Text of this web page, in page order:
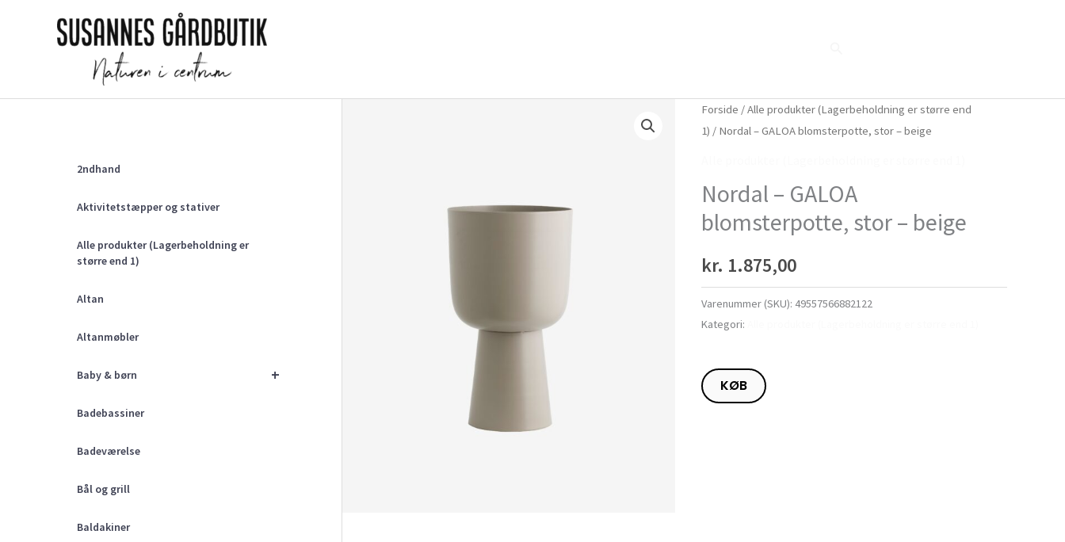
2ndhand
Aktivitetstæpper og stativer
Alle produkter (Lagerbeholdning er
større end 1)
Altan
Altanmøbler
+
Baby & børn
Badebassiner
Badeværelse
Bål og grill
Baldakiner
Forside /Alle produkter (Lagerbeholdning er større end
1) / Nordal – GALOA blomsterpotte, stor – beige
Nordal – GALOA
blomsterpotte, stor – beige
kr. 1.875,00
Varenummer (SKU): 49557566882122
Kategori:
KØB